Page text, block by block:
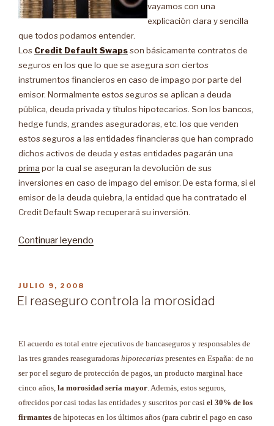
vayamos con una
explicación clara y sencilla
que todos podamos entender.
Los Credit Default Swapsson básicamente contratos de
seguros en los que lo que se asegura son ciertos
instrumentos financieros en caso de impago por parte del
emisor. Normalmente estos seguros se aplican a deuda
pública, deuda privada y títulos hipotecarios. Son los bancos,
hedge funds, grandes aseguradoras, etc. los que venden
estos seguros a las entidades financieras que han comprado
dichos activos de deuda y estas entidades pagarán una
prima por la cual se aseguran la devolución de sus
inversiones en caso de impago del emisor. De esta forma, si el
emisor de la deuda quiebra, la entidad que ha contratado el
Credit Default Swap recuperará su inversión.
Continuar leyendo
Default
PUBLICADO
EN
JULIO 9, 2008
El reaseguro controla la morosidad
El acuerdo es total entre ejecutivos de bancaseguros y responsables de
las tres grandes reaseguradoras hipotecarias presentes en España: de no
ser por el seguro de protección de pagos, un producto marginal hace
cinco años, la morosidad sería mayor . Además, estos seguros,
ofrecidos por casi todas las entidades y suscritos por casi el 30% de los
firmantes de hipotecas en los últimos años (para cubrir el pago en caso